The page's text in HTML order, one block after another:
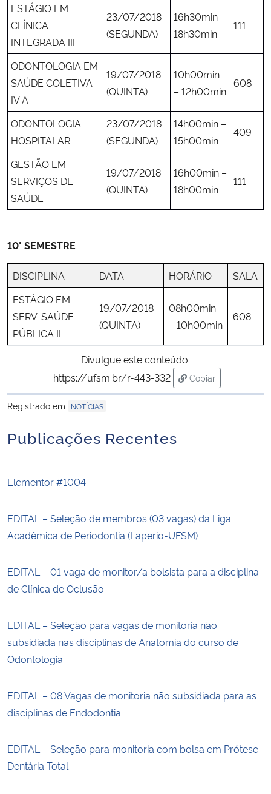
ESTÁGIO EM
CLÍNICA
INTEGRADA III
23/07/2018
(SEGUNDA)
16h30min –
18h30min
111
ODONTOLOGIA EM
SAÚDE COLETIVA
IV A
19/07/2018
(QUINTA)
10h00min
– 12h00min
608
ODONTOLOGIA
HOSPITALAR
23/07/2018
(SEGUNDA)
14h00min –
15h00min
409
GESTÃO EM
SERVIÇOS DE
SAÚDE
19/07/2018
(QUINTA)
16h00min –
18h00min
111
10° SEMESTRE
DISCIPLINA DATA HORÁRIO
SALA
ESTÁGIO EM
SERV. SAÚDE
PÚBLICA II
19/07/2018
(QUINTA)
08h00min
– 10h00min
608
Divulgue este conteúdo:
https://ufsm.br/r-443-332
Copiar
para área de
Registrado em
NOTÍCIAS
Publicações Recentes
Elementor #1004
EDITAL – Seleção de membros (03 vagas) da Liga
Acadêmica de Periodontia (Laperio-UFSM)
EDITAL – 01 vaga de monitor/a bolsista para a disciplina
de Clínica de Oclusão
EDITAL – Seleção para vagas de monitoria não
subsidiada nas disciplinas de Anatomia do curso de
Odontologia
EDITAL – 08 Vagas de monitoria não subsidiada para as
disciplinas de Endodontia
EDITAL – Seleção para monitoria com bolsa em Prótese
Dentária Total